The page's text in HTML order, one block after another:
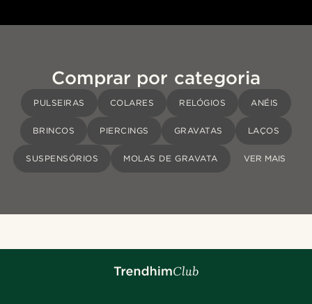
Comprar por categoria
PULSEIRAS COLARES RELÓGIOS ANÉIS
BRINCOS PIERCINGS GRAVATAS LAÇOS
SUSPENSÓRIOS MOLAS DE GRAVATA VER MAIS